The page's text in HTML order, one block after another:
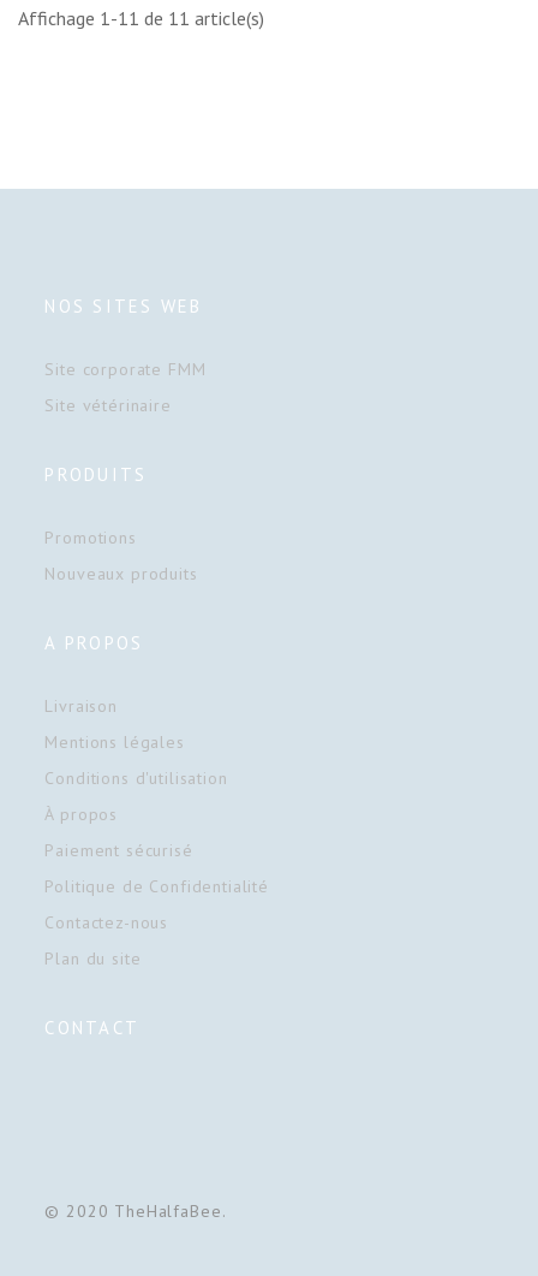
Affichage 1-11 de 11 article(s)
NOS SITES WEB
Site corporate FMM
Site vétérinaire
PRODUITS
Promotions
Nouveaux produits
A PROPOS
Livraison
Mentions légales
Conditions d'utilisation
À propos
Paiement sécurisé
Politique de Confidentialité
Contactez-nous
Plan du site
CONTACT
© 2020 TheHalfaBee.